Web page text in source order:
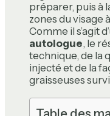
préparer, puis à
zones du visage
Comme il s’agit
autologue, le
technique, de la
injecté et de la
graisseuses